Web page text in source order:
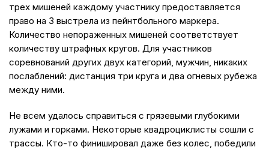
трех мишеней каждому участнику предоставляется
право на 3 выстрела из пейнтбольного маркера.
Количество непораженных мишеней соответствует
количеству штрафных кругов. Для участников
соревнований других двух категорий, мужчин, никаких
послаблений: дистанция три круга и два огневых рубежа
между ними.
Не всем удалось справиться с грязевыми глубокими
лужами и горками. Некоторые квадроциклисты сошли с
трассы. Кто-то финишировал даже без колес, победили